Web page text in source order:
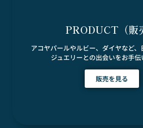
PRODUCT（販
アコヤパールやルビー、ダイヤなど
ジュエリーとの出会いをお手伝
販売を見る